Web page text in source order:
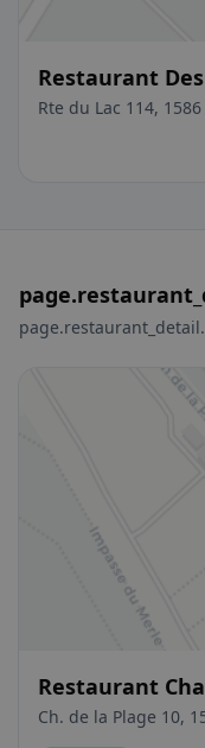
Restaurant
Rte du Lac 114,
Restaurant
Ch. de la Plage 10,